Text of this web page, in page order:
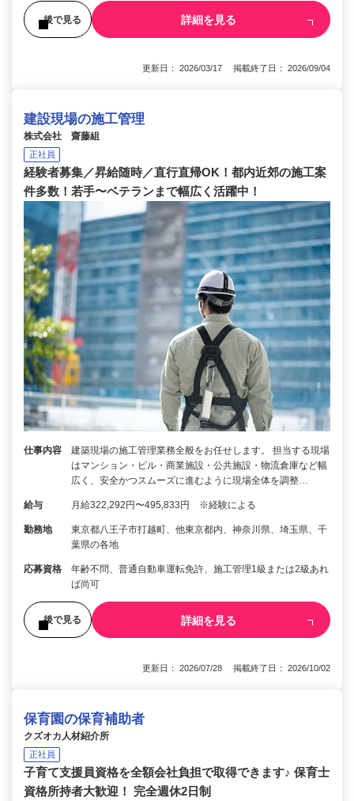
後で見る 詳細を見る
更新日： 2026/03/17 掲載終了日： 2026/09/04
建設現場の施工管理
株式会社 齋藤組
正社員
経験者募集／昇給随時／直行直帰OK！都内近郊の施工案
件多数！若手〜ベテランまで幅広く活躍中！
仕事内容
建築現場の施工管理業務全般をお任せします。 担当する現場
はマンション・ビル・商業施設・公共施設・物流倉庫など幅
広く、安全かつスムーズに進むように現場全体を調整…
給与 月給322,292円〜495,833円 ※経験による
勤務地
東京都八王子市打越町、他東京都内、神奈川県、埼玉県、千
葉県の各地
応募資格
年齢不問、普通自動車運転免許、施工管理1級または2級あれ
ば尚可
後で見る 詳細を見る
更新日： 2026/07/28 掲載終了日： 2026/10/02
保育園の保育補助者
クズオカ人材紹介所
正社員
子育て支援員資格を全額会社負担で取得できます♪ 保育士
資格所持者大歓迎！ 完全週休2日制